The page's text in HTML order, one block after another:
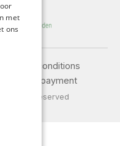
and conditions
and payment
Rights Reserved
FRENCH
ITALIAN
met
ons